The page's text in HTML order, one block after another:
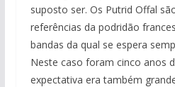
suposto ser. Os Putrid Offal
referências da podridão
bandas da qual se espera
Neste caso foram cinco anos
expectativa era também